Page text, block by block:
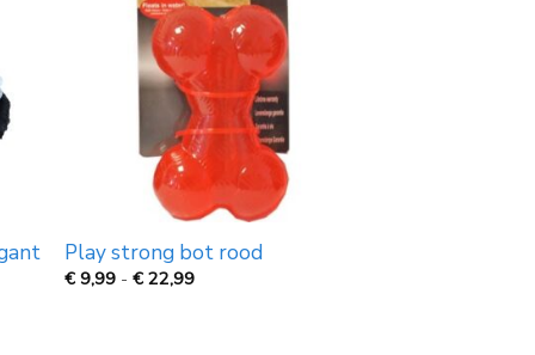
Play strong bot rood
€9,99 - €22,99Prijsklasse: